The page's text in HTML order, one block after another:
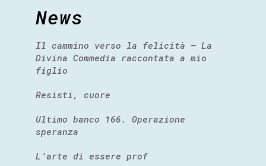
News
Il cammino verso la felicità – La
Divina Commedia raccontata a mio
figlio
Resisti, cuore
Ultimo banco 166. Operazione
speranza
L’arte di essere prof